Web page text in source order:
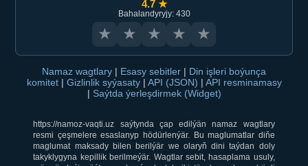
4.7 ★
Bahalandyryjy: 430
★ ★ ★ ★ ★
Namaz wagtlary | Esasy sebitler | Din işleri boýunça
komitet | Gizlinlik syýasaty | API (JSON) | API resminamasy
| Saýtda ýerleşdirmek (Widget)
https://namoz-vaqti.uz saýtynda çap edilýän namaz wagtlary
resmi çeşmelere esaslanyp hödürlenýär. Bu maglumatlar diňe
maglumat maksady bilen berilýär we olaryň dini taýdan doly
takyklygyna kepillik berilmeýär. Wagtlar sebit, hasaplama usuly,